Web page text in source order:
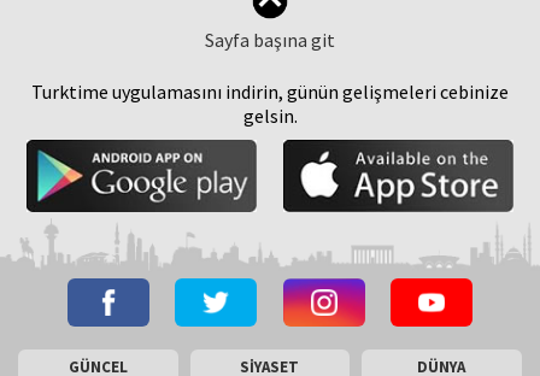
Sayfa başına git
Turktime uygulamasını indirin, günün gelişmeleri cebinize
gelsin.
GÜNCEL SİYASET DÜNYA